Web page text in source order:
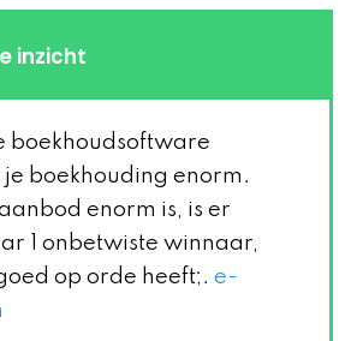
inzicht
boekhoudsoftware
boekhouding enorm.
enorm is, is er
1 onbetwiste winnaar,
op orde heeft;. e-